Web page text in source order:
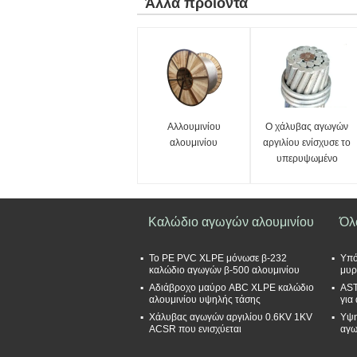
Άλλα προϊόντα
Αλλουμινίου
αλουμινίου
Ο χάλυβας αγωγών
αργιλίου ενίσχυσε το
υπερυψωμένο
Καλώδιο αγωγών αλουμινίου
Το PE PVC XLPE μόνωσε β-232
καλώδιο αγωγών β-500 αλουμινίου
Αδιάβροχο μαύρο ABC XLPE καλώδιο
αλουμινίου υψηλής τάσης
Χάλυβας αγωγών αργιλίου 0.6KV 1KV
ACSR που ενισχύεται